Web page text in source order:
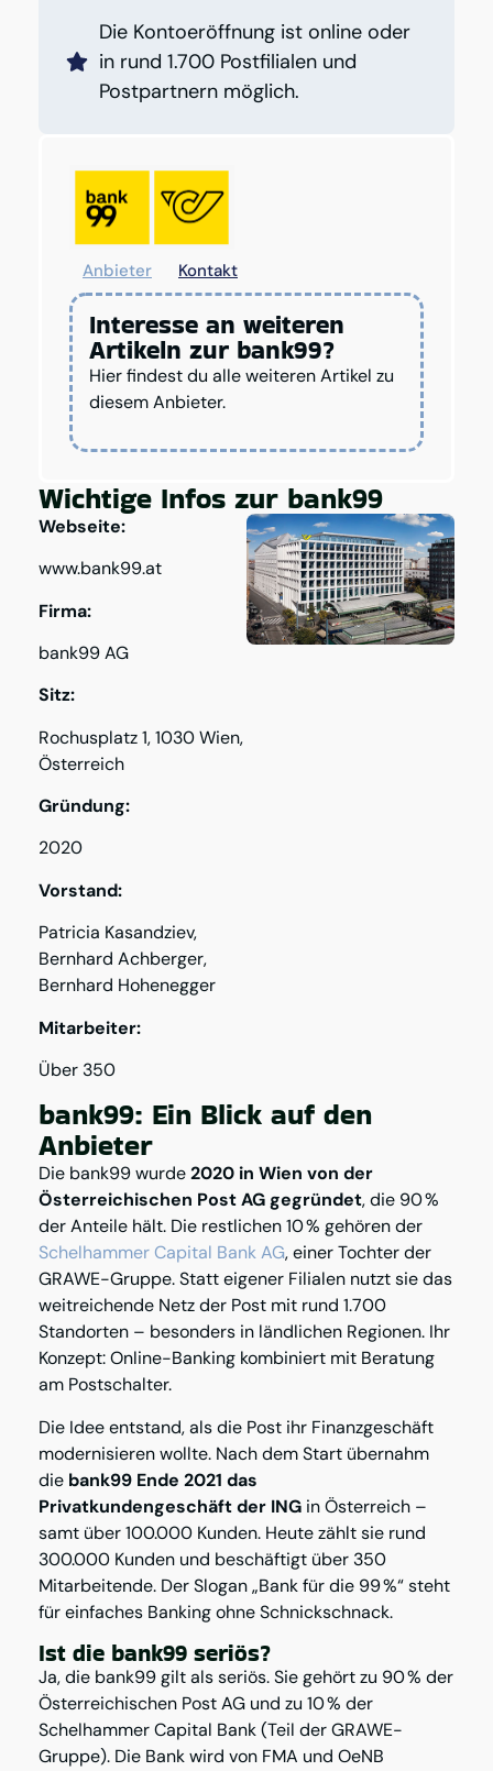
Die Kontoeröffnung ist online oder
in rund 1.700 Postfilialen und
Postpartnern möglich.
Anbieter Kontakt
Interesse an weiteren
Artikeln zur bank99?
Hier findest du alle weiteren Artikel zu
diesem Anbieter.
Wichtige Infos zur bank99
Webseite:
www.bank99.at
Firma:
bank99 AG
Sitz:
Rochusplatz 1, 1030 Wien,
Österreich
Gründung:
2020
Vorstand:
Patricia Kasandziev,
Bernhard Achberger,
Bernhard Hohenegger
Mitarbeiter:
Über 350
bank99: Ein Blick auf den
Anbieter
Die bank99 wurde2020 in Wien von der
Österreichischen Post AG gegründet, die 90 %
der Anteile hält. Die restlichen 10 % gehören der
Schelhammer Capital Bank AG, einer Tochter der
GRAWE-Gruppe. Statt eigener Filialen nutzt sie das
weitreichende Netz der Post mit rund 1.700
Standorten – besonders in ländlichen Regionen. Ihr
Konzept: Online-Banking kombiniert mit Beratung
am Postschalter.
Die Idee entstand, als die Post ihr Finanzgeschäft
modernisieren wollte. Nach dem Start übernahm
die bank99 Ende 2021 das
Privatkundengeschäft der ING in Österreich –
samt über 100.000 Kunden. Heute zählt sie rund
300.000 Kunden und beschäftigt über 350
Mitarbeitende. Der Slogan „Bank für die 99 %“ steht
für einfaches Banking ohne Schnickschnack.
Ist die bank99 seriös?
Ja, die bank99 gilt als seriös. Sie gehört zu 90 % der
Österreichischen Post AG und zu 10 % der
Schelhammer Capital Bank (Teil der GRAWE-
Gruppe). Die Bank wird von FMA und OeNB